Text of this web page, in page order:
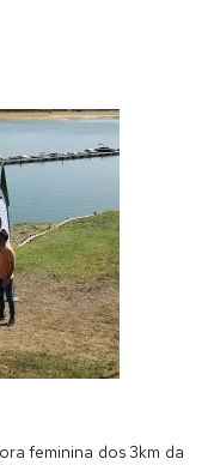
feminina dos 3km da